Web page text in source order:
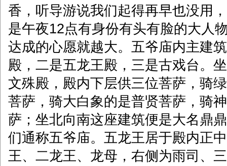
香，听导游说我们起得再早也没用
是午夜12点有身份有头有脸的大人
达成的心愿就越大。五爷庙内主建
殿，二是五龙王殿，三是古戏台。
文殊殿，殿内下层供三位菩萨，骑
菩萨，骑大白象的是普贤菩萨，骑
萨；坐北向南这座建筑便是大名鼎
们通称五爷庙。五龙王居于殿内正
王、二龙王、龙母，右侧为雨司、